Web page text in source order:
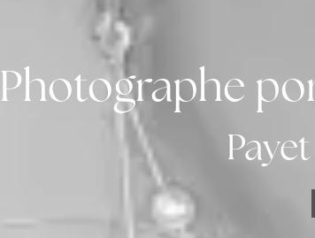
Photographe